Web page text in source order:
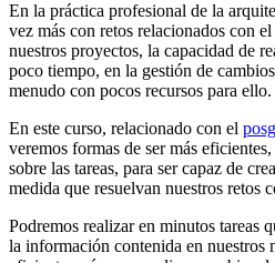
En la práctica profesional de la
vez más con retos relacionados con
nuestros proyectos, la capacidad de
poco tiempo, en la gestión de
menudo con pocos recursos para ello.
En este curso, relacionado con el
veremos formas de ser más
sobre las tareas, para ser capaz de
medida que resuelvan nuestros retos
Podremos realizar en minutos tareas
la información contenida en nuestros